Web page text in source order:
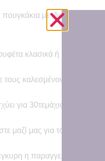
πουγκάκια με ιδιαίτερο
κλασικά ή με
τους καλεσμένους μας στο
για 30τεμάχια και πάνω.
μαζί μας για το χρόνο
έγκυρη η παραγγελία